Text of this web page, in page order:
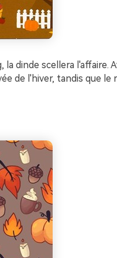
dinde scellera l'affaire.
de l'hiver, tandis que le